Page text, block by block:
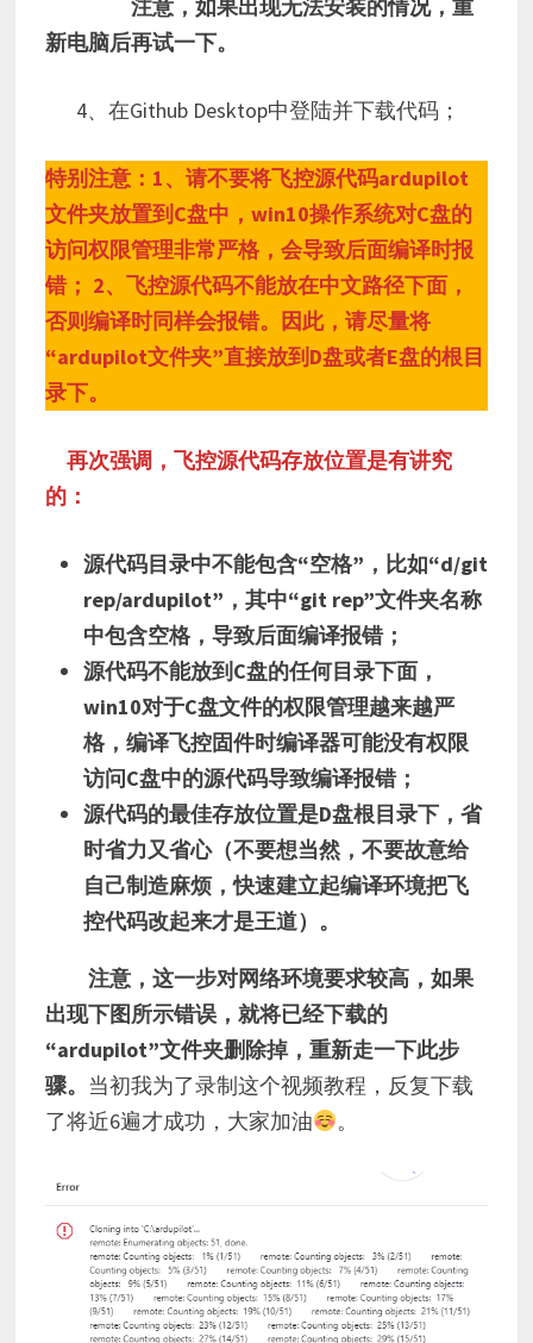
注意，如果出现无法安装的情况，重
新电脑后再试一下。
4、在Github Desktop中登陆并下载代码；
特别注意：1、请不要将飞控源代码ardupilot
文件夹放置到C盘中，win10操作系统对C盘的
访问权限管理非常严格，会导致后面编译时报
错； 2、飞控源代码不能放在中文路径下面，
否则编译时同样会报错。因此，请尽量将
“ardupilot文件夹”直接放到D盘或者E盘的根目
录下。
再次强调，飞控源代码存放位置是有讲究
的：
源代码目录中不能包含“空格”，比如“d/git
rep/ardupilot”，其中“git rep”文件夹名称
中包含空格，导致后面编译报错；
源代码不能放到C盘的任何目录下面，
win10对于C盘文件的权限管理越来越严
格，编译飞控固件时编译器可能没有权限
访问C盘中的源代码导致编译报错；
源代码的最佳存放位置是D盘根目录下，省
时省力又省心（不要想当然，不要故意给
自己制造麻烦，快速建立起编译环境把飞
控代码改起来才是王道）。
注意，这一步对网络环境要求较高，如果
出现下图所示错误，就将已经下载的
“ardupilot”文件夹删除掉，重新走一下此步
骤。 当初我为了录制这个视频教程，反复下载
了将近6遍才成功，大家加油
。